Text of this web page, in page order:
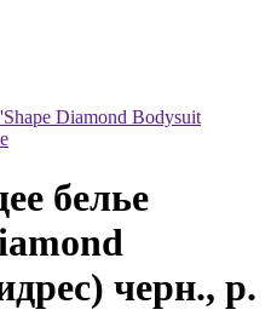
Diamond Bodysuit
белье
черн., р.